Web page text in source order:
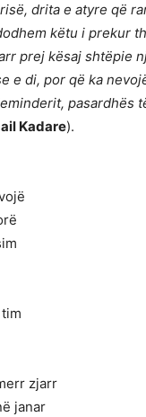
drita e atyre që
këtu i prekur
prej kësaj shtëpie
e di, por që ka
pasardhës
Kadare).
zjarr
janar